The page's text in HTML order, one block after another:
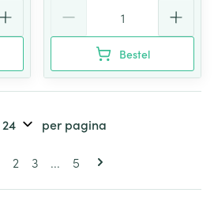
Bestel
Pagina's
lees momenteel pagina
Pagina
2 Pagina
3 ... Pagina
5
per pagina